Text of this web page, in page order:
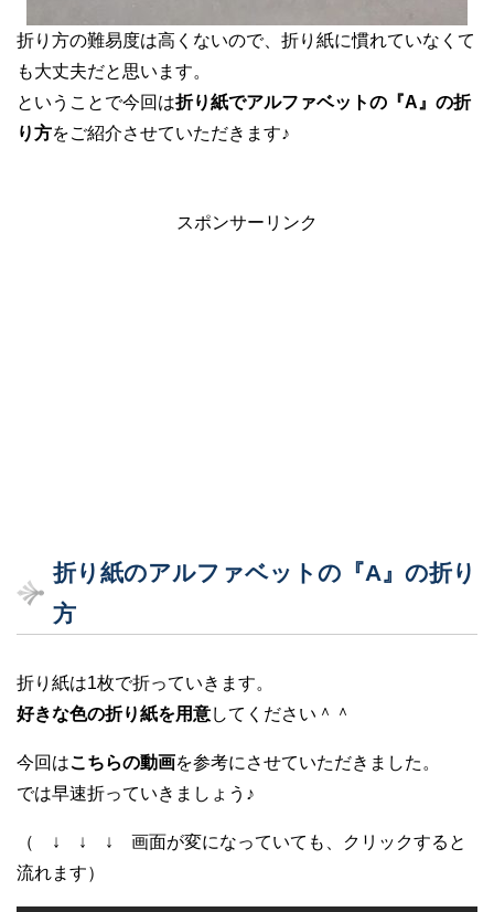
折り方の難易度は高くないので、折り紙に慣れていなくて
も大丈夫だと思います。
ということで今回は折り紙でアルファベットの『A』の折
り方をご紹介させていただきます♪
スポンサーリンク
折り紙のアルファベットの『A』の折り
方
折り紙は1枚で折っていきます。
好きな色の折り紙を用意してください＾＾
今回はこちらの動画を参考にさせていただきました。
では早速折っていきましょう♪
（ ↓ ↓ ↓ 画面が変になっていても、クリックすると
流れます）